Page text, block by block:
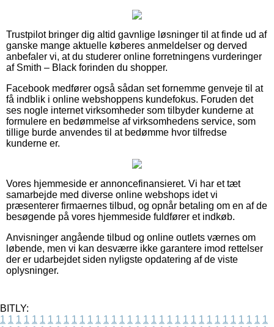
Trustpilot bringer dig altid gavnlige løsninger til at finde ud af
ganske mange aktuelle køberes anmeldelser og derved
anbefaler vi, at du studerer online forretningens vurderinger
af Smith – Black forinden du shopper.
Facebook medfører også sådan set fornemme genveje til at
få indblik i online webshoppens kundefokus. Foruden det
ses nogle internet virksomheder som tilbyder kunderne at
formulere en bedømmelse af virksomhedens service, som
tillige burde anvendes til at bedømme hvor tilfredse
kunderne er.
Vores hjemmeside er annoncefinansieret. Vi har et tæt
samarbejde med diverse online webshops idet vi
præsenterer firmaernes tilbud, og opnår betaling om en af de
besøgende på vores hjemmeside fuldfører et indkøb.
Anvisninger angående tilbud og online outlets værnes om
løbende, men vi kan desværre ikke garantere imod rettelser
der er udarbejdet siden nyligste opdatering af de viste
oplysninger.
BITLY:
1 1 1 1 1 1 1 1 1 1 1 1 1 1 1 1 1 1 1 1 1 1 1 1 1 1 1 1 1 1 1 1 1 1